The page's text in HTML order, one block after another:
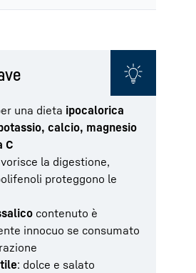
una dieta ipocalorica
calcio, magnesio
C
la digestione,
proteggono le
contenuto è
innocuo se consumato
: dolce e salato